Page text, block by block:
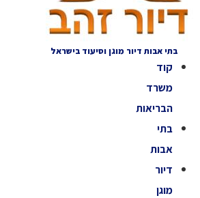
בתי אבות דיור מוגן וסיעוד בישראל
קוד
משרד
הבריאות
בתי
אבות
דיור
מוגן